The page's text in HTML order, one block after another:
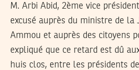
M. Arbi Abid, 2ème vice président
excusé auprès du ministre de la
Ammou et auprès des citoyens
expliqué que ce retard est dû
huis clos, entre les présidents